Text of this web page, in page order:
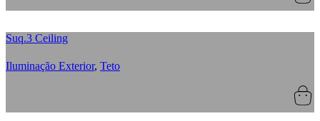
Suq.3 Ceiling
Iluminação Exterior, Teto